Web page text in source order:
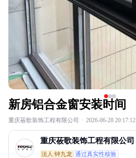
新房铝合金窗安装时间
重庆莜歌装饰工程有限公司 · 2026-06-28 20:17:12
重庆莜歌装饰工程有限公司
法人:钟九龙 通过真实性核验